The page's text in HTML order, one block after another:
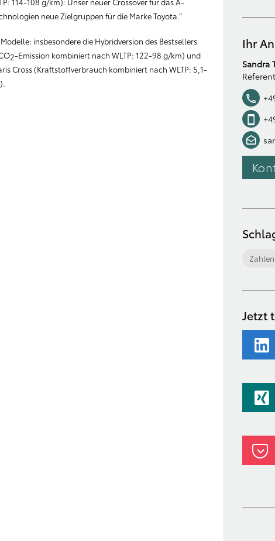
neue Zielgruppen für die Marke Toyota.“
insbesondere die Hybridversion des Bestsellers
2-Emission kombiniert nach WLTP: 122-98 g/km) und
Cross (Kraftstoffverbrauch kombiniert nach WLTP: 5,1-
Ihr
Sandra
Jetzt